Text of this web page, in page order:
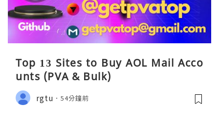
Top 13 Sites to Buy AOL Mail Acco
unts (PVA & Bulk)
rgtu 54分鐘前